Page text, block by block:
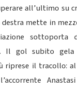
all’ultimo su
destra mette in
sottoporta
Il gol subito
riprese il tracollo: